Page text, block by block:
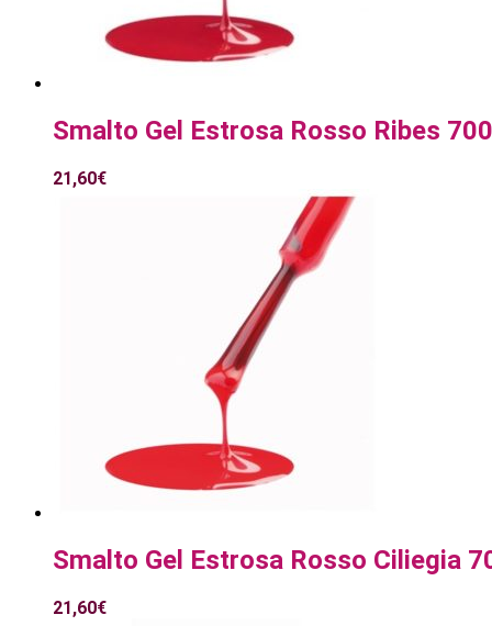
Smalto Gel Estrosa Rosso Ribes
21,60€
Smalto Gel Estrosa Rosso Ciliegia
21,60€